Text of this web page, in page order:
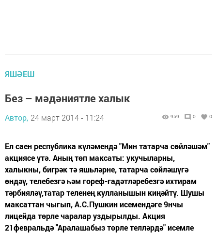
ЯШӘЕШ
Без – мәдәниятле халык
Автор, 24 март 2014 - 11:24 959 0 0
Ел саен республика күләмендә "Мин татарча сөйләшәм"
акциясе үтә. Аның төп максаты: укучыларны,
халыкны, бигрәк тә яшьләрне, татарча сөйләшүгә
өндәү, телебезгә һәм гореф-гадәтләребезгә ихтирам
тәрбияләү,татар теленең кулланышын киңәйтү. Шушы
максаттан чыгып, А.С.Пушкин исемендәге 9нчы
лицейда төрле чаралар уздырылды. Акция
21февральдә "Аралашабыз төрле телләрдә" исемле